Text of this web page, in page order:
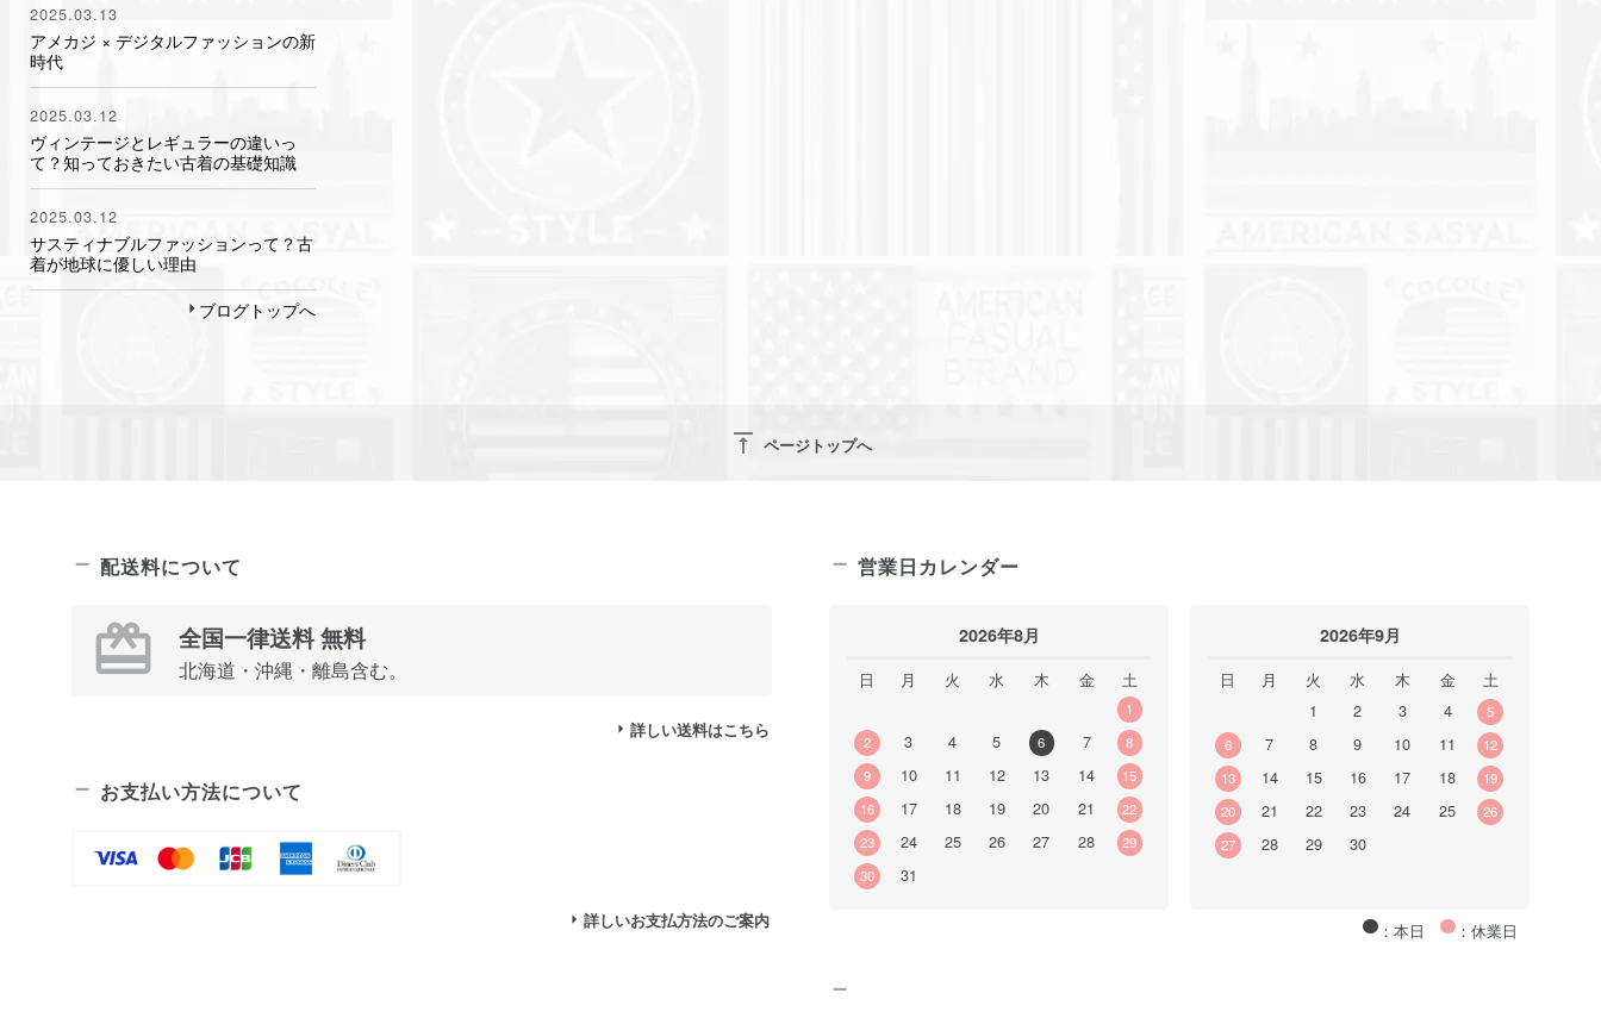
2025.03.13
アメカジ × デジタルファッションの新
時代
2025.03.12
ヴィンテージとレギュラーの違いっ
て？知っておきたい古着の基礎知識
2025.03.12
サスティナブルファッションって？古
着が地球に優しい理由
ブログトップへ
vertical_align_top ページトップへ
配送料について
全国一律送料 無料
北海道・沖縄・離島含む。
詳しい送料はこちら
お支払い方法について
詳しいお支払方法のご案内
営業日カレンダー
2026年8月
日 月 火 水 木 金 土
1
2
3 4 5 6 7
8
9
10 11 12 13 14
15
16
17 18 19 20 21
22
23
24 25 26 27 28
29
30
31
2026年9月
日 月 火 水 木 金
土
1
2 3 4
5
6
7 8 9 10 11
12
13
14 15 16 17 18
19
20
21 22 23 24 25
26
27
28 29 30
：本日 ：休業日